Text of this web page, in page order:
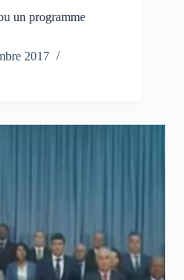
un programme
2017